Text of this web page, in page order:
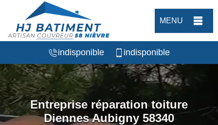
MENU
indisponible indisponible
Entreprise réparation toiture
Diennes Aubigny 58340